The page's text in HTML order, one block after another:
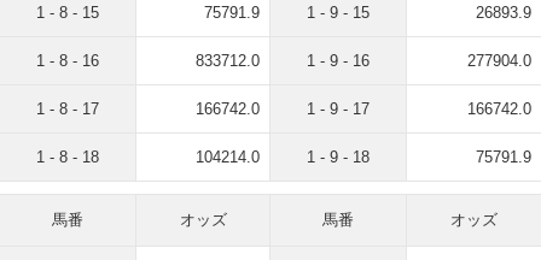
1 - 8 - 15 75791.9
1 - 8 - 16 833712.0
1 - 8 - 17 166742.0
1 - 8 - 18 104214.0
1 - 9 - 15 26893.9
1 - 9 - 16 277904.0
1 - 9 - 17 166742.0
1 - 9 - 18 75791.9
馬番 オッズ 馬番 オッズ